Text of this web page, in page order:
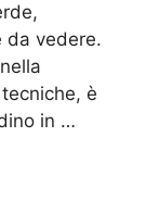
da vedere.
è
in …